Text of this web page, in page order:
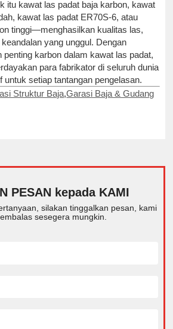
itu kawat las padat baja karbon, kawat
kawat las padat ER70S-6, atau
tinggi—menghasilkan kualitas las,
yang unggul. Dengan
penting karbon dalam kawat las padat,
para fabrikator di seluruh dunia
untuk setiap tantangan pengelasan.
Struktur Baja,Garasi Baja & Gudang
PESAN kepada KAMI
silakan tinggalkan pesan, kami
sesegera mungkin.